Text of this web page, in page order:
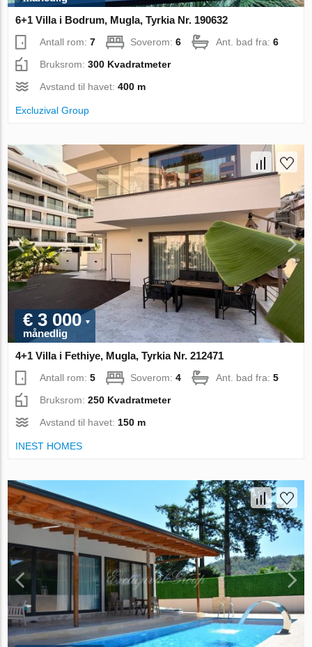
6+1 Villa i Bodrum, Mugla, Tyrkia Nr. 190632
Antall rom:7 Soverom:6 Ant. bad fra:6
Bruksrom:300 Kvadratmeter
Avstand til havet:400 m
Excluzival Group
€ 3 000
månedlig
4+1 Villa i Fethiye, Mugla, Tyrkia Nr. 212471
Antall rom:5 Soverom:4 Ant. bad fra:5
Bruksrom:250 Kvadratmeter
Avstand til havet: 150 m
INEST HOMES